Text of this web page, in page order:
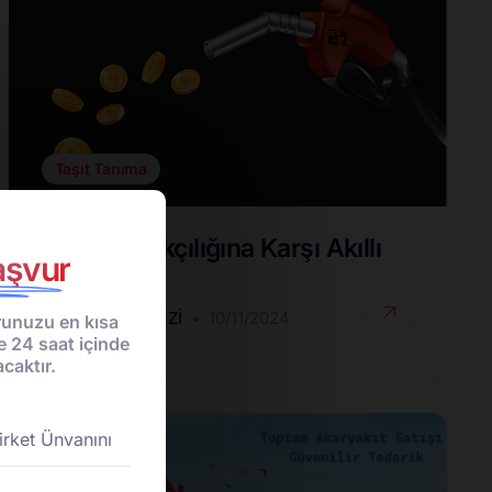
Taşıt Tanıma
Yakıt Kaçakçılığına Karşı Akıllı
Çözümler
DESTEK MERKEZI
en kısa
24 saat içinde